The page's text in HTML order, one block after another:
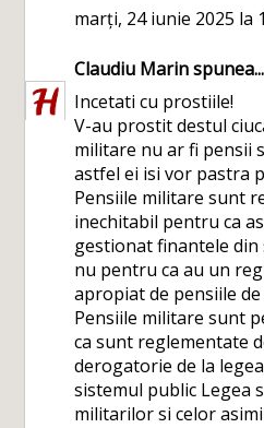
marți, 24 iunie 2025 la
Claudiu Marinspunea...
Incetati cu prostiile!
V-au prostit destul
militare nu ar fi pensii
astfel ei isi vor pastra
Pensiile militare sunt
inechitabil pentru ca
gestionat finantele din
nu pentru ca au un
apropiat de pensiile de
Pensiile militare sunt
ca sunt reglementate
derogatorie de la
sistemul public Legea
militarilor si celor